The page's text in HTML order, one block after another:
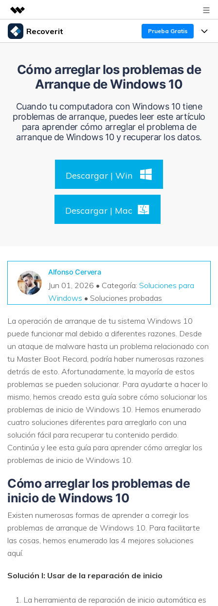
Productos destacados
Utilidades
Empresas
Sala de prensa
Recoverit Prueba Gratis
Recoverit para Windows
Líder en recuperación para Windows
Pruébalo Gratis
Recoverit para Mac
Recupera datos ilimitados del sistema Mac
Pruébalo Gratis
Recupera datos perdidos/eliminados gratis
Pruébalo Gratis
Otros Productos
Repairit - Reparar Datos
UBackit - Respaldar Datos
Funciones
Recuperar de Unidades
Recuperar Medios Borrados
Recuperar Documentos
Recursos
Experto en Recuperación de Datos
Historias de Clientes
Temas Destacados
DESCARGAR
Cómo arreglar los problemas de
Arranque de Windows 10
Cuando tu computadora con Windows 10 tiene
problemas de arranque, puedes leer este artículo
para aprender cómo arreglar el problema de
arranque de Windows 10 y recuperar los datos.
Descargar | Win
Descargar | Mac
Alfonso Cervera
Jun 01, 2026 • Categoría: Soluciones para
Windows • Soluciones probadas
La operación de arranque de tu sistema Windows 10
puede funcionar mal debido a diferentes razones. Desde
un ataque de malware hasta un problema relacionado con
tu Master Boot Record, podría haber numerosas razones
detrás de esto. Afortunadamente, la mayoría de estos
problemas se pueden solucionar. Para ayudarte a hacer lo
mismo, hemos creado esta guía sobre cómo solucionar los
problemas de inicio de Windows 10. Hemos enumerado
cuatro soluciones diferentes para arreglarlo con una
solución fácil para recuperar tu contenido perdido.
Continúa y lee esta guía para aprender cómo arreglar los
problemas de inicio de Windows 10.
Cómo arreglar los problemas de
inicio de Windows 10
Existen numerosas formas de aprender a corregir los
problemas de arranque de Windows 10. Para facilitarte
las cosas, hemos enumerado las 4 mejores soluciones
aquí.
Solución I: Usar de la reparación de inicio
La herramienta de reparación de inicio automática es